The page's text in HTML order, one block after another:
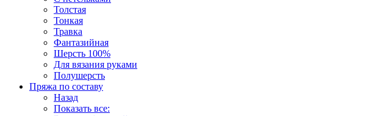
Толстая
Тонкая
Травка
Фантазийная
Шерсть 100%
Для вязания руками
Полушерсть
Пряжа по составу
Назад
Показать все: